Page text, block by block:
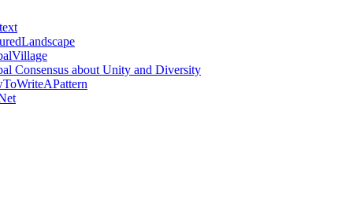
Consensus about Unity and Diversity